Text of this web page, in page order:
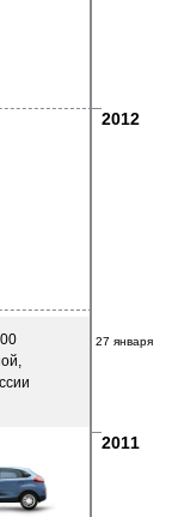
2012
27 января
2011